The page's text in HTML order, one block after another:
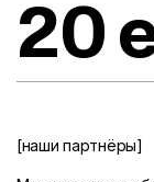
20
[наши партнёры]